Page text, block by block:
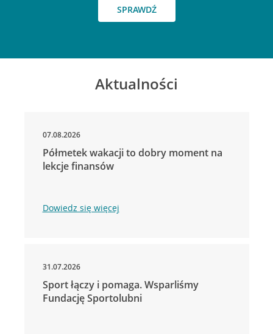
SPRAWDŹ
Aktualności
07.08.2026
Półmetek wakacji to dobry moment na
lekcje finansów
Dowiedz się więcej
31.07.2026
Sport łączy i pomaga. Wsparliśmy
Fundację Sportolubni